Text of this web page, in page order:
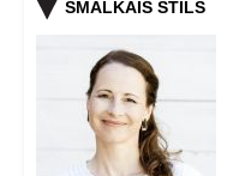
SMALKAIS STILS